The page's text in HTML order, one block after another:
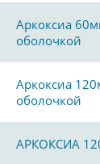
Аркоксиа
оболочкой
Аркоксиа
оболочкой
АРКОКСИА